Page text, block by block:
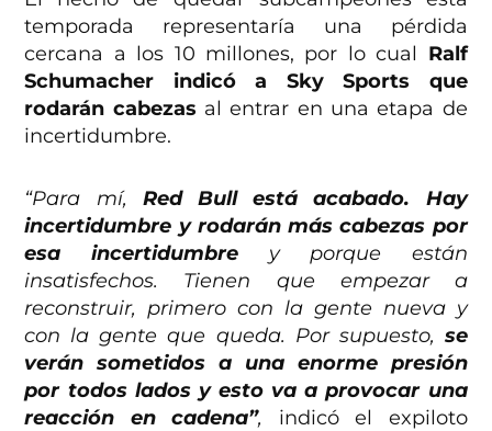
temporada representaría una pérdida
cercana a los 10 millones, por lo cual Ralf
Schumacher indicó a Sky Sports que
rodarán cabezas al entrar en una etapa de
incertidumbre.
“Para mí, Red Bull está acabado. Hay
incertidumbre y rodarán más cabezas por
esa incertidumbre y porque están
insatisfechos. Tienen que empezar a
reconstruir, primero con la gente nueva y
con la gente que queda. Por supuesto, se
verán sometidos a una enorme presión
por todos lados y esto va a provocar una
reacción en cadena”,
indicó el expiloto